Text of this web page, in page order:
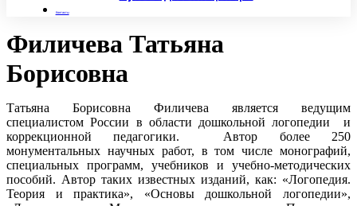
Контакты
Филичева Татьяна
Борисовна
Татьяна Борисовна Филичева является ведущим
специалистом России в области дошкольной логопедии и
коррекционной педагогики. Автор более 250
монументальных научных работ, в том числе монографий,
специальных программ, учебников и учебно-методических
пособий. Автор таких известных изданий, как: «Логопедия.
Теория и практика», «Основы дошкольной логопедии»,